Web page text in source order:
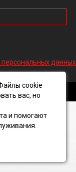
персональных данных
2016 ©
Файлы cookie
вас, но
и помогают